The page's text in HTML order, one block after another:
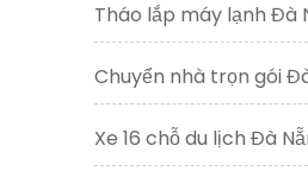
Tháo lắp máy lạnh Đà
Chuyển nhà trọn gói
Xe 16 chỗ du lịch Đà